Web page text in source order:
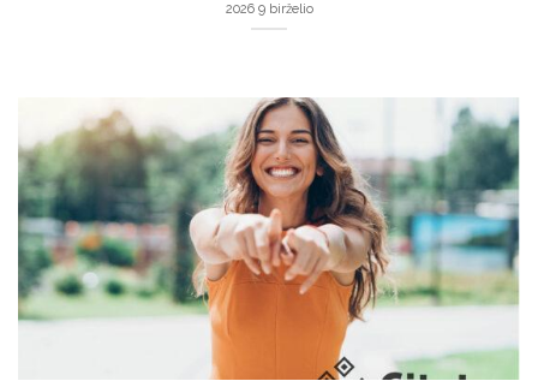
2026 9 birželio